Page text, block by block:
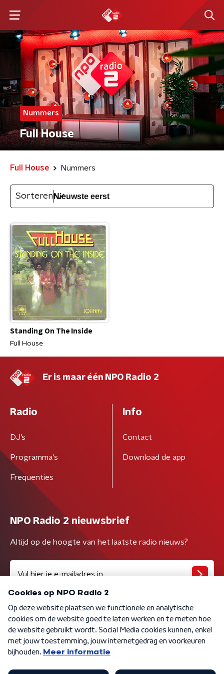
Nummers
Full House
Full House Nummers
Sorteren
Standing On The Inside
Full House
Er is maar één NPO Radio 2
Radio
DJ’s
Programma's
Frequenties
Info
Contact
Download de app
NPO Radio 2 nieuwsbrief
Altijd op de hoogte van het laatste radio nieuws?
Algemene voorwaarden